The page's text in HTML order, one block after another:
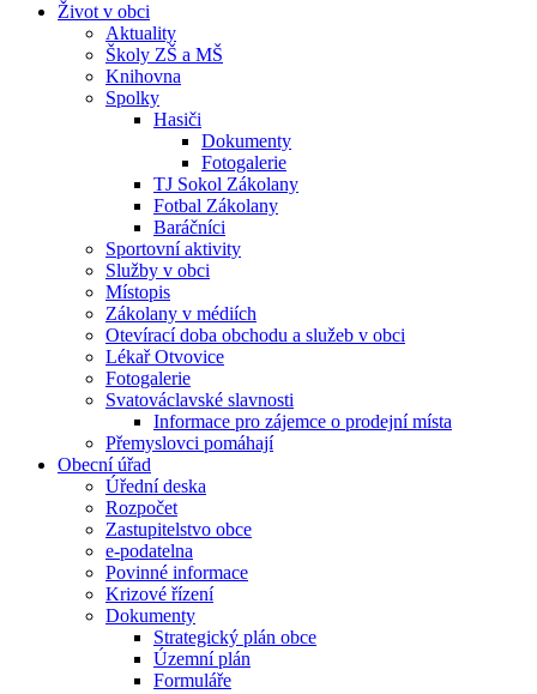
Život v obci
Aktuality
Školy ZŠ a MŠ
Knihovna
Spolky
Hasiči
Dokumenty
Fotogalerie
TJ Sokol Zákolany
Fotbal Zákolany
Baráčníci
Sportovní aktivity
Služby v obci
Místopis
Zákolany v médiích
Otevírací doba obchodu a služeb v obci
Lékař Otvovice
Fotogalerie
Svatováclavské slavnosti
Informace pro zájemce o prodejní místa
Přemyslovci pomáhají
Obecní úřad
Úřední deska
Rozpočet
Zastupitelstvo obce
e-podatelna
Povinné informace
Krizové řízení
Dokumenty
Strategický plán obce
Územní plán
Formuláře